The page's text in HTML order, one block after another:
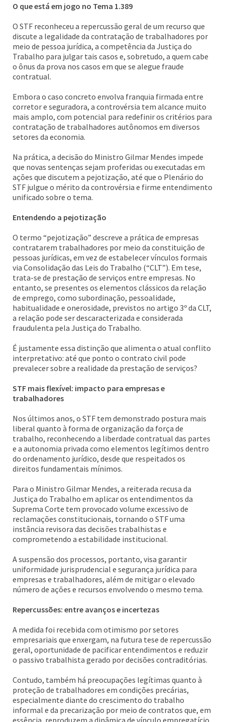
O que está em jogo no Tema 1.389
O STF reconheceu a repercussão geral de um recurso que
discute a legalidade da contratação de trabalhadores por
meio de pessoa jurídica, a competência da Justiça do
Trabalho para julgar tais casos e, sobretudo, a quem cabe
o ônus da prova nos casos em que se alegue fraude
contratual.
Embora o caso concreto envolva franquia firmada entre
corretor e seguradora, a controvérsia tem alcance muito
mais amplo, com potencial para redefinir os critérios para
contratação de trabalhadores autônomos em diversos
setores da economia.
Na prática, a decisão do Ministro Gilmar Mendes impede
que novas sentenças sejam proferidas ou executadas em
ações que discutem a pejotização, até que o Plenário do
STF julgue o mérito da controvérsia e firme entendimento
unificado sobre o tema.
Entendendo a pejotização
O termo “pejotização” descreve a prática de empresas
contratarem trabalhadores por meio da constituição de
pessoas jurídicas, em vez de estabelecer vínculos formais
via Consolidação das Leis do Trabalho (“CLT”). Em tese,
trata-se de prestação de serviços entre empresas. No
entanto, se presentes os elementos clássicos da relação
de emprego, como subordinação, pessoalidade,
habitualidade e onerosidade, previstos no artigo 3º da CLT,
a relação pode ser descaracterizada e considerada
fraudulenta pela Justiça do Trabalho.
É justamente essa distinção que alimenta o atual conflito
interpretativo: até que ponto o contrato civil pode
prevalecer sobre a realidade da prestação de serviços?
STF mais flexível: impacto para empresas e
trabalhadores
Nos últimos anos, o STF tem demonstrado postura mais
liberal quanto à forma de organização da força de
trabalho, reconhecendo a liberdade contratual das partes
e a autonomia privada como elementos legítimos dentro
do ordenamento jurídico, desde que respeitados os
direitos fundamentais mínimos.
Para o Ministro Gilmar Mendes, a reiterada recusa da
Justiça do Trabalho em aplicar os entendimentos da
Suprema Corte tem provocado volume excessivo de
reclamações constitucionais, tornando o STF uma
instância revisora das decisões trabalhistas e
comprometendo a estabilidade institucional.
A suspensão dos processos, portanto, visa garantir
uniformidade jurisprudencial e segurança jurídica para
empresas e trabalhadores, além de mitigar o elevado
número de ações e recursos envolvendo o mesmo tema.
Repercussões: entre avanços e incertezas
A medida foi recebida com otimismo por setores
empresariais que enxergam, na futura tese de repercussão
geral, oportunidade de pacificar entendimentos e reduzir
o passivo trabalhista gerado por decisões contraditórias.
Contudo, também há preocupações legítimas quanto à
proteção de trabalhadores em condições precárias,
especialmente diante do crescimento do trabalho
informal e da precarização por meio de contratos que, em
essência, reproduzem a dinâmica de vínculo empregatício